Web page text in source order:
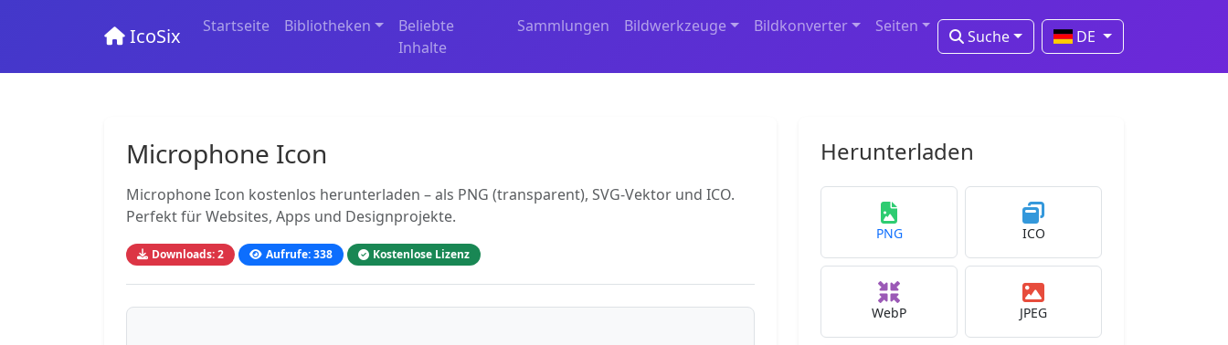
IcoSix Startseite Bibliotheken
Beliebte
Inhalte
Sammlungen Bildwerkzeuge Bildkonverter Seiten
Suche DE
Microphone Icon
Microphone Icon kostenlos herunterladen – als PNG (transparent), SVG-Vektor und ICO.
Perfekt für Websites, Apps und Designprojekte.
Downloads: 2 Aufrufe: 338 Kostenlose Lizenz
Herunterladen
PNG ICO
WebP JPEG